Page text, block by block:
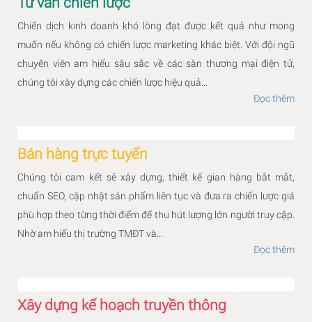
Chiến dịch kinh doanh khó lòng đạt được kết quả như mong
muốn nếu không có chiến lược marketing khác biệt. Với đội ngũ
chuyên viên am hiểu sâu sắc về các sàn thương mại điện tử,
chúng tôi xây dựng các chiến lược hiệu quả...
Đọc thêm
Bán hàng trực tuyến
Chúng tôi cam kết sẽ xây dựng, thiết kế gian hàng bắt mắt,
chuẩn SEO, cập nhật sản phẩm liên tục và đưa ra chiến lược giá
phù hợp theo từng thời điểm để thu hút lượng lớn người truy cập.
Nhờ am hiểu thị trường TMĐT và...
Đọc thêm
Xây dựng kế hoạch truyền thông